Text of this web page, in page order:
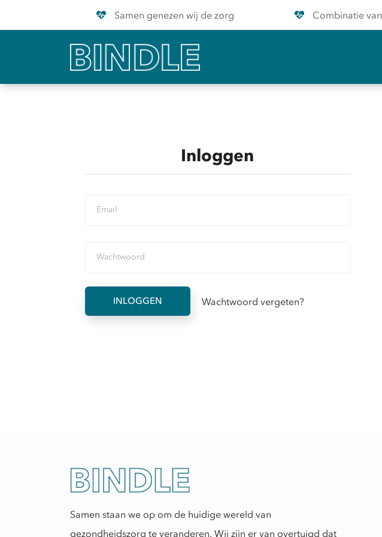
Samen genezen wij de zorg Combinatie
Inloggen
Email
Wachtwoord
Wachtwoord vergeten?
Samen staan we op om de huidige wereld van
gezondheidszorg te veranderen. Wij zijn er van overtuigd dat